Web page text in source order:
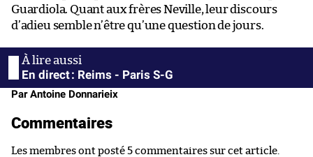
Guardiola. Quant aux frères Neville, leur discours
d’adieu semble n’être qu’une question de jours.
En direct : Reims - Paris S-G
Par Antoine Donnarieix
Commentaires
Les membres ont posté 5 commentaires sur cet article.